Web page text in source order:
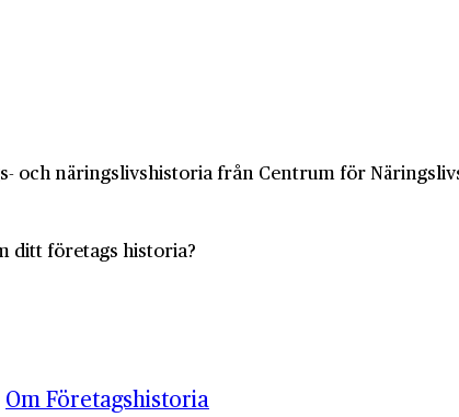
och näringslivshistoria från Centrum för
ditt företags historia?
Om Företagshistoria